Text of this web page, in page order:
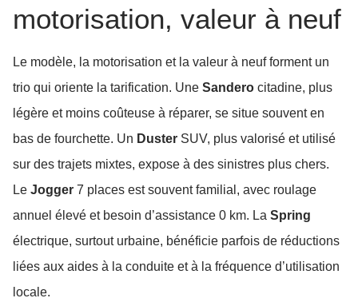
motorisation, valeur à neuf
Le modèle, la motorisation et la valeur à neuf forment un
trio qui oriente la tarification. Une Sandero citadine, plus
légère et moins coûteuse à réparer, se situe souvent en
bas de fourchette. Un Duster SUV, plus valorisé et utilisé
sur des trajets mixtes, expose à des sinistres plus chers.
Le Jogger 7 places est souvent familial, avec roulage
annuel élevé et besoin d’assistance 0 km. La Spring
électrique, surtout urbaine, bénéficie parfois de réductions
liées aux aides à la conduite et à la fréquence d’utilisation
locale.